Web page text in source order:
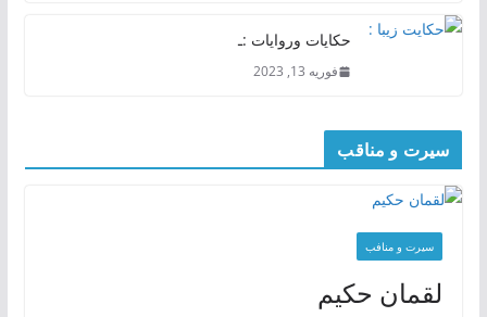
حکایات وروایات :ـ
فوریه 13, 2023
سیرت و مناقب
سیرت و منافب
لقمان حکیم